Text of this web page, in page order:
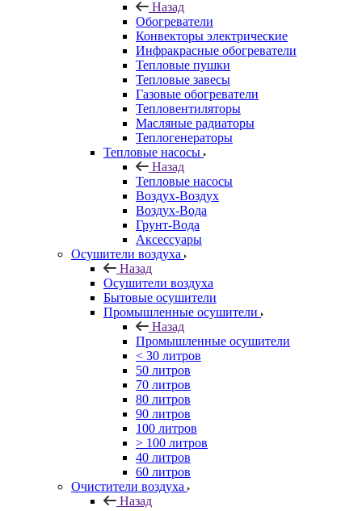
Назад
Обогреватели
Конвекторы электрические
Инфракрасные обогреватели
Тепловые пушки
Тепловые завесы
Газовые обогреватели
Тепловентиляторы
Масляные радиаторы
Теплогенераторы
Тепловые насосы
Назад
Тепловые насосы
Воздух-Воздух
Воздух-Вода
Грунт-Вода
Аксессуары
Осушители воздуха
Назад
Осушители воздуха
Бытовые осушители
Промышленные осушители
Назад
Промышленные осушители
< 30 литров
50 литров
70 литров
80 литров
90 литров
100 литров
> 100 литров
40 литров
60 литров
Очистители воздуха
Назад